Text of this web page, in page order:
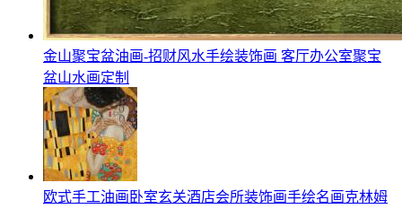
金山聚宝盆油画-招财风水手绘装饰画 客厅办公室聚宝
盆山水画定制
欧式手工油画卧室玄关酒店会所装饰画手绘名画克林姆